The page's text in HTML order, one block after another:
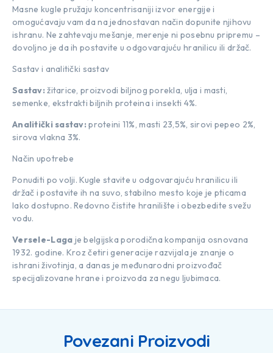
Masne kugle pružaju koncentrisaniji izvor energije i
omogućavaju vam da na jednostavan način dopunite njihovu
ishranu. Ne zahtevaju mešanje, merenje ni posebnu pripremu –
dovoljno je da ih postavite u odgovarajuću hranilicu ili držač.
Sastav i analitički sastav
Sastav: žitarice, proizvodi biljnog porekla, ulja i masti,
semenke, ekstrakti biljnih proteina i insekti 4%.
Analitički sastav: proteini 11%, masti 23,5%, sirovi pepeo 2%,
sirova vlakna 3%.
Način upotrebe
Ponuditi po volji. Kugle stavite u odgovarajuću hranilicu ili
držač i postavite ih na suvo, stabilno mesto koje je pticama
lako dostupno. Redovno čistite hranilište i obezbedite svežu
vodu.
Versele-Laga je belgijska porodična kompanija osnovana
1932. godine. Kroz četiri generacije razvijala je znanje o
ishrani životinja, a danas je međunarodni proizvođač
specijalizovane hrane i proizvoda za negu ljubimaca.
Povezani Proizvodi